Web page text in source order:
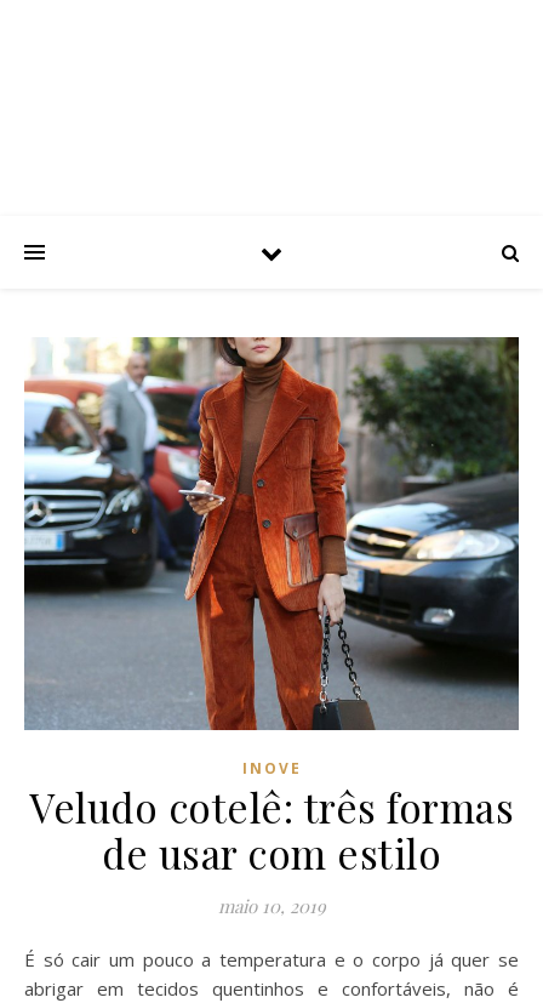
INOVE
Veludo cotelê: três formas
de usar com estilo
maio 10, 2019
É só cair um pouco a temperatura e o corpo já quer se
abrigar em tecidos quentinhos e confortáveis, não é